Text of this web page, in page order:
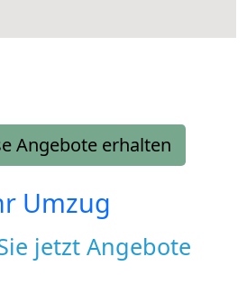
Angebote erhalten
Umzug
jetzt Angebote